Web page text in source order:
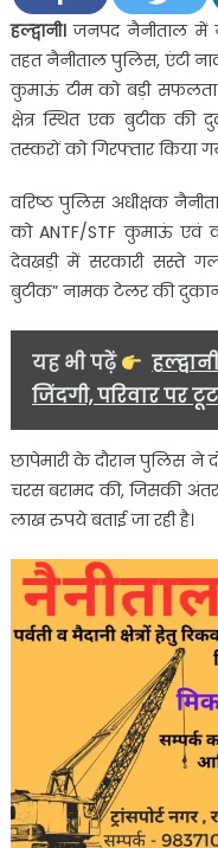
हल्द्वानी।जनपद नैनीताल में
तहत नैनीताल पुलिस, एंटी
कुमाऊं टीम को बड़ी सफलता
क्षेत्र स्थित एक बुटीक की
तस्करों को गिरफ्तार किया
वरिष्ठ पुलिस अधीक्षक
को ANTF/STF कुमाऊं एवं
देवखड़ी में सरकारी सस्ते
बुटीक” नामक टेलर की दुकान
यह भी पढ़ें
जिंदगी, परिवार पर
छापेमारी के दौरान पुलिस ने
चरस बरामद की, जिसकी
लाख रुपये बताई जा रही है।